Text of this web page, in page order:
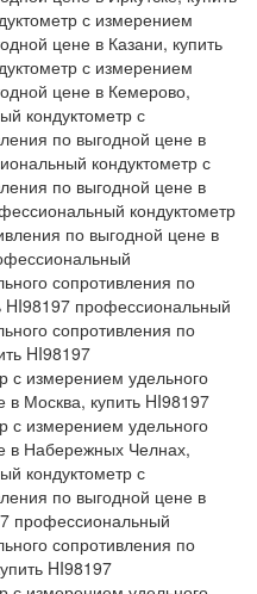
с измерением
цене в Казани, купить
с измерением
цене в Кемерово,
кондуктометр с
по выгодной цене в
кондуктометр с
по выгодной цене в
кондуктометр
по выгодной цене в
сопротивления по
HI98197 профессиональный
сопротивления по
HI98197
с измерением удельного
в Москва, купить HI98197
с измерением удельного
в Набережных Челнах,
кондуктометр с
по выгодной цене в
профессиональный
сопротивления по
HI98197